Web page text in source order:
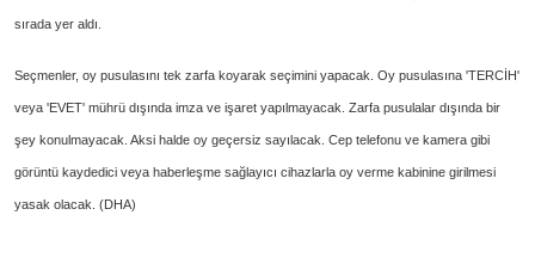
sırada yer aldı.
Seçmenler, oy pusulasını tek zarfa koyarak seçimini yapacak. Oy pusulasına 'TERCİH'
veya 'EVET' mührü dışında imza ve işaret yapılmayacak. Zarfa pusulalar dışında bir
şey konulmayacak. Aksi halde oy geçersiz sayılacak. Cep telefonu ve kamera gibi
görüntü kaydedici veya haberleşme sağlayıcı cihazlarla oy verme kabinine girilmesi
yasak olacak. (DHA)